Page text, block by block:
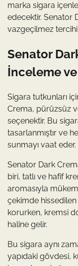
marka sigara
edecektir. Senator
vazgeçilmez
Senator
İnceleme
Sigara tutkunları
Crema, pürüzsüz
seçenektir. Bu
tasarlanmıştır ve
sunmayı vaat eder.
Senator Dark
biri, tatlı ve hafif
aromasıyla
çekimde hissedilen
korurken, kremsi
haline gelir.
Bu sigara aynı
yapıdaki gövdesi,